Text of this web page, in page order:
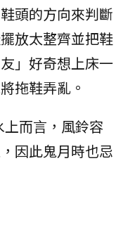
頭的方向來判斷
放太整齊並把鞋
」好奇想上床一
拖鞋弄亂。
上而言，風鈴容
因此鬼月時也忌